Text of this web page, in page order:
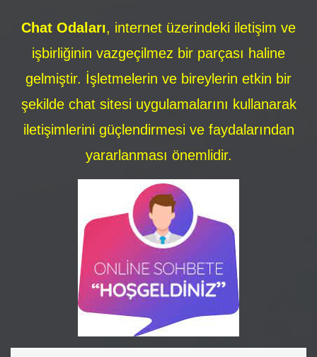
Chat Odaları, internet üzerindeki iletişim ve
işbirliğinin vazgeçilmez bir parçası haline
gelmiştir. İşletmelerin ve bireylerin etkin bir
şekilde chat sitesi uygulamalarını kullanarak
iletişimlerini güçlendirmesi ve faydalarından
yararlanması önemlidir.